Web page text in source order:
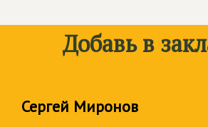
Добавь в
Сергей Миронов